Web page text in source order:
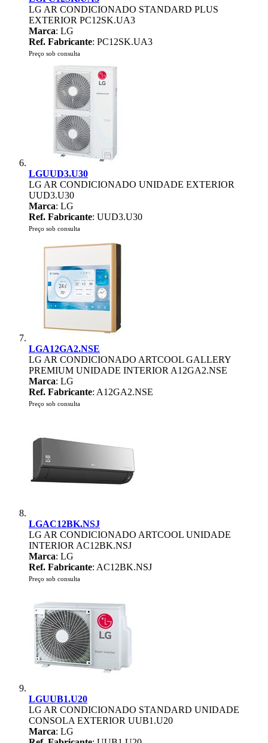
LG AR CONDICIONADO STANDARD PLUS
EXTERIOR PC12SK.UA3
Marca: LG
Ref. Fabricante: PC12SK.UA3
Preço sob consulta
LGUUD3.U30
LG AR CONDICIONADO UNIDADE EXTERIOR
UUD3.U30
Marca: LG
Ref. Fabricante: UUD3.U30
Preço sob consulta
LGA12GA2.NSE
LG AR CONDICIONADO ARTCOOL GALLERY
PREMIUM UNIDADE INTERIOR A12GA2.NSE
Marca: LG
Ref. Fabricante: A12GA2.NSE
Preço sob consulta
LGAC12BK.NSJ
LG AR CONDICIONADO ARTCOOL UNIDADE
INTERIOR AC12BK.NSJ
Marca: LG
Ref. Fabricante: AC12BK.NSJ
Preço sob consulta
LGUUB1.U20
LG AR CONDICIONADO STANDARD UNIDADE
CONSOLA EXTERIOR UUB1.U20
Marca: LG